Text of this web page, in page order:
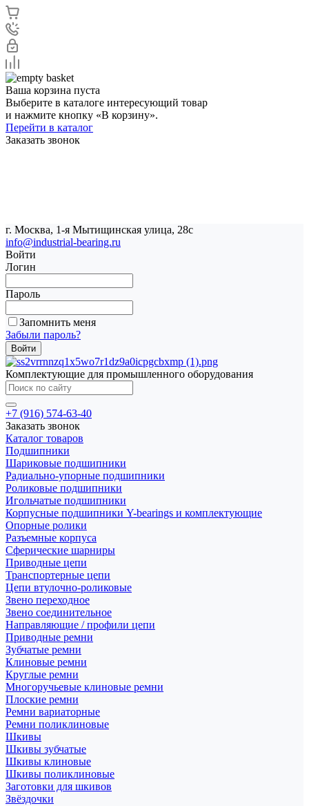
Ваша корзина пуста
Выберите в каталоге интересующий товар
и нажмите кнопку «В корзину».
Перейти в каталог
Заказать звонок
г. Москва, 1-я Мытищинская улица, 28с
info@industrial-bearing.ru
Войти
Логин
Пароль
Запомнить меня
Забыли пароль?
Комплектующие для промышленного оборудования
+7 (916) 574-63-40
Заказать звонок
Каталог товаров
Подшипники
Шариковые подшипники
Радиально-упорные подшипники
Роликовые подшипники
Игольчатые подшипники
Корпусные подшипники Y-bearings и комплектующие
Опорные ролики
Разъемные корпуса
Сферические шарниры
Приводные цепи
Транспортерные цепи
Цепи втулочно-роликовые
Звено переходное
Звено соединительное
Направляющие / профили цепи
Приводные ремни
Зубчатые ремни
Клиновые ремни
Круглые ремни
Многоручьевые клиновые ремни
Плоские ремни
Ремни вариаторные
Ремни поликлиновые
Шкивы
Шкивы зубчатые
Шкивы клиновые
Шкивы поликлиновые
Заготовки для шкивов
Звёздочки